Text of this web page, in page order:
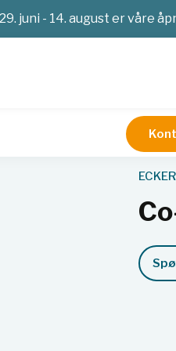
29. juni - 14. august er våre
Kalibreringskilder